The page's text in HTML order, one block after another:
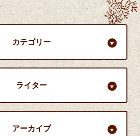
カテゴリー
ライター
アーカイブ